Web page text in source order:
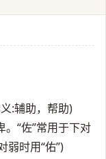
:辅助，帮助)
。“佐”常用于下对
弱时用“佑”)